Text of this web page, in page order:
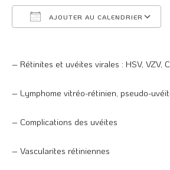
AJOUTER AU CALENDRIER
– Rétinites et uvéites virales : HSV, VZV,
– Lymphome vitréo-rétinien, pseudo-
– Complications des uvéites
– Vascularites rétiniennes